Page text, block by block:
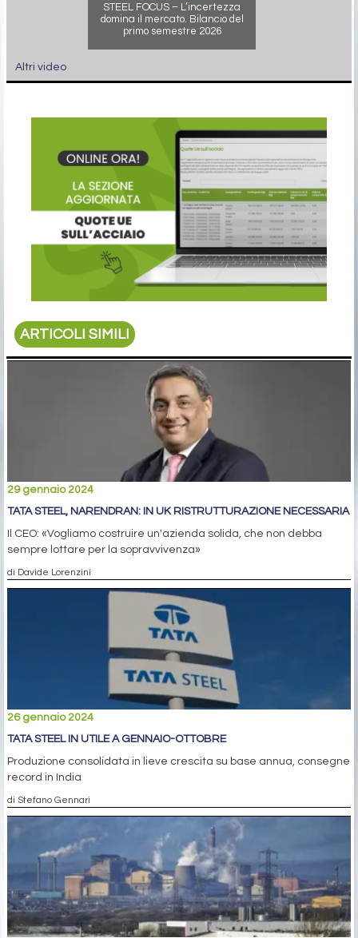
STEEL FOCUS – L’incertezza
domina il mercato. Bilancio del
primo semestre 2026
Altri video
ARTICOLI SIMILI
29 gennaio 2024
TATA STEEL, NARENDRAN: IN UK RISTRUTTURAZIONE NECESSARIA
Il CEO: «Vogliamo costruire un'azienda solida, che non debba
sempre lottare per la sopravvivenza»
di Davide Lorenzini
26 gennaio 2024
TATA STEEL IN UTILE A GENNAIO-OTTOBRE
Produzione consolidata in lieve crescita su base annua, consegne
record in India
di Stefano Gennari